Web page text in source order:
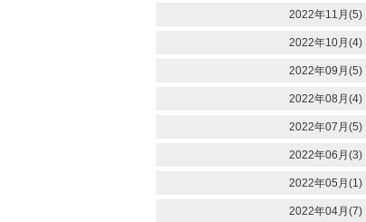
2022年11月(5)
2022年10月(4)
2022年09月(5)
2022年08月(4)
2022年07月(5)
2022年06月(3)
2022年05月(1)
2022年04月(7)